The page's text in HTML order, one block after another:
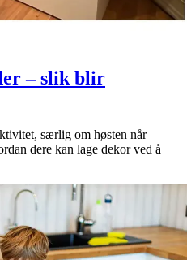
– slik blir
særlig om høsten når
dere kan lage dekor ved å